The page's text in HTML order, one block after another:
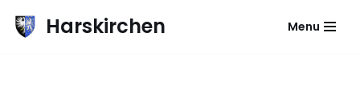
Aller
Harskirchen Menu